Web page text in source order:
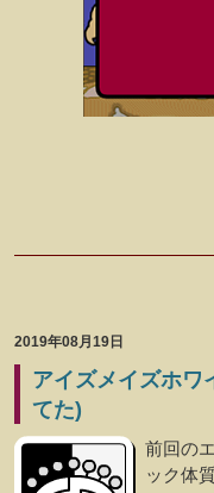
2019年08月19日
アイズメイズホワ
てた)
前回の
ック体